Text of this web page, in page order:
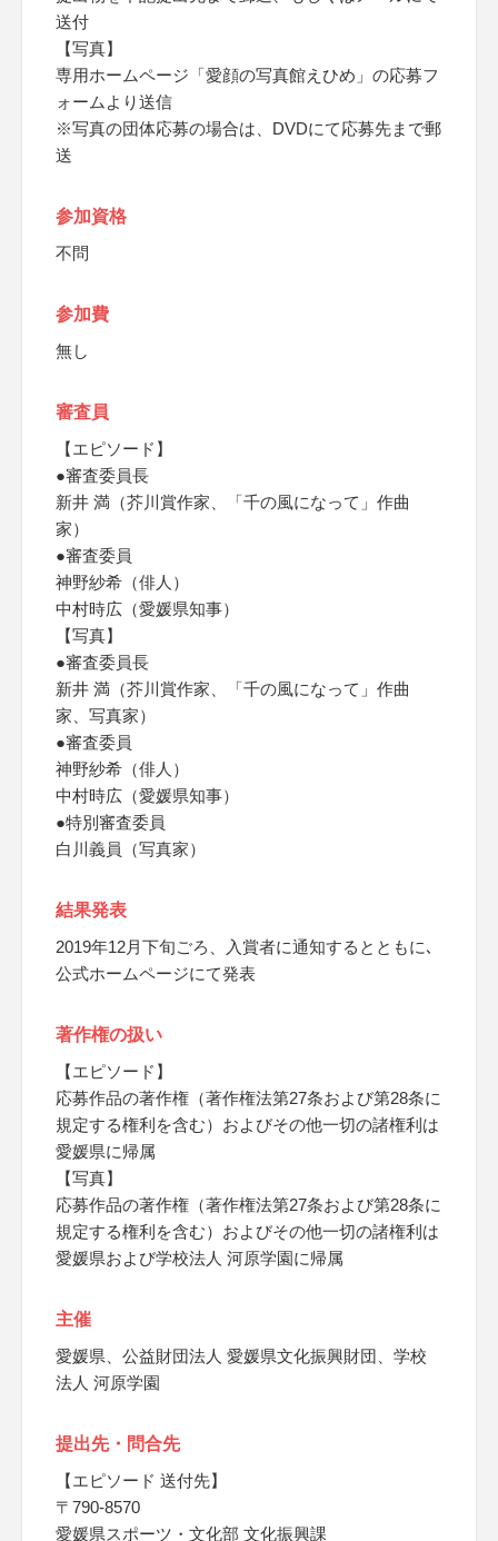
送付
【写真】
専用ホームページ「愛顔の写真館えひめ」の応募フ
ォームより送信
※写真の団体応募の場合は、DVDにて応募先まで郵
送
参加資格
不問
参加費
無し
審査員
【エピソード】
●審査委員長
新井 満（芥川賞作家、「千の風になって」作曲
家）
●審査委員
神野紗希（俳人）
中村時広（愛媛県知事）
【写真】
●審査委員長
新井 満（芥川賞作家、「千の風になって」作曲
家、写真家）
●審査委員
神野紗希（俳人）
中村時広（愛媛県知事）
●特別審査委員
白川義員（写真家）
結果発表
2019年12月下旬ごろ、入賞者に通知するとともに､
公式ホームページにて発表
著作権の扱い
【エピソード】
応募作品の著作権（著作権法第27条および第28条に
規定する権利を含む）およびその他一切の諸権利は
愛媛県に帰属
【写真】
応募作品の著作権（著作権法第27条および第28条に
規定する権利を含む）およびその他一切の諸権利は
愛媛県および学校法人 河原学園に帰属
主催
愛媛県、公益財団法人 愛媛県文化振興財団、学校
法人 河原学園
提出先・問合先
【エピソード 送付先】
〒790-8570
愛媛県スポーツ・文化部 文化振興課